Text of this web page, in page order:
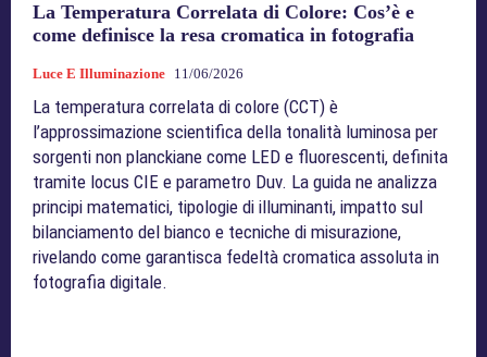
La Temperatura Correlata di Colore: Cos’è e
come definisce la resa cromatica in fotografia
Luce E Illuminazione 11/06/2026
La temperatura correlata di colore (CCT) è
l’approssimazione scientifica della tonalità luminosa per
sorgenti non planckiane come LED e fluorescenti, definita
tramite locus CIE e parametro Duv. La guida ne analizza
principi matematici, tipologie di illuminanti, impatto sul
bilanciamento del bianco e tecniche di misurazione,
rivelando come garantisca fedeltà cromatica assoluta in
fotografia digitale.